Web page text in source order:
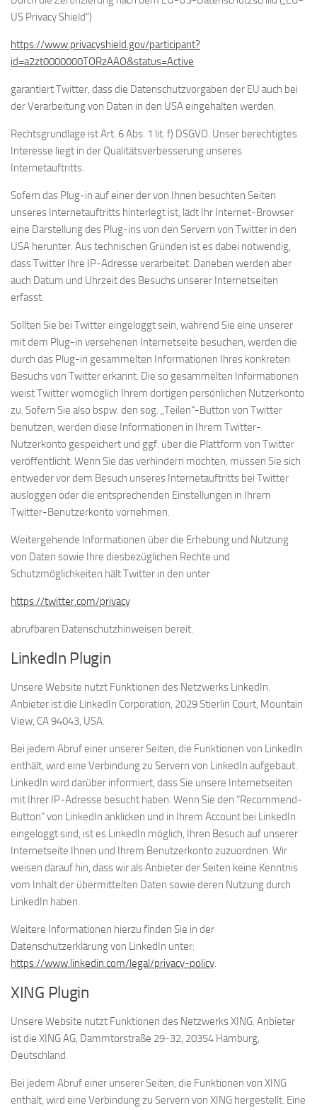
US Privacy Shield“)
https://www.privacyshield.gov/participant?
id=a2zt0000000TORzAAO&status=Active
garantiert Twitter, dass die Datenschutzvorgaben der EU auch bei
der Verarbeitung von Daten in den USA eingehalten werden.
Rechtsgrundlage ist Art. 6 Abs. 1 lit. f) DSGVO. Unser berechtigtes
Interesse liegt in der Qualitätsverbesserung unseres
Internetauftritts.
Sofern das Plug-in auf einer der von Ihnen besuchten Seiten
unseres Internetauftritts hinterlegt ist, lädt Ihr Internet-Browser
eine Darstellung des Plug-ins von den Servern von Twitter in den
USA herunter. Aus technischen Gründen ist es dabei notwendig,
dass Twitter Ihre IP-Adresse verarbeitet. Daneben werden aber
auch Datum und Uhrzeit des Besuchs unserer Internetseiten
erfasst.
Sollten Sie bei Twitter eingeloggt sein, während Sie eine unserer
mit dem Plug-in versehenen Internetseite besuchen, werden die
durch das Plug-in gesammelten Informationen Ihres konkreten
Besuchs von Twitter erkannt. Die so gesammelten Informationen
weist Twitter womöglich Ihrem dortigen persönlichen Nutzerkonto
zu. Sofern Sie also bspw. den sog. „Teilen“-Button von Twitter
benutzen, werden diese Informationen in Ihrem Twitter-
Nutzerkonto gespeichert und ggf. über die Plattform von Twitter
veröffentlicht. Wenn Sie das verhindern möchten, müssen Sie sich
entweder vor dem Besuch unseres Internetauftritts bei Twitter
ausloggen oder die entsprechenden Einstellungen in Ihrem
Twitter-Benutzerkonto vornehmen.
Weitergehende Informationen über die Erhebung und Nutzung
von Daten sowie Ihre diesbezüglichen Rechte und
Schutzmöglichkeiten hält Twitter in den unter
https://twitter.com/privacy
abrufbaren Datenschutzhinweisen bereit.
LinkedIn Plugin
Unsere Website nutzt Funktionen des Netzwerks LinkedIn.
Anbieter ist die LinkedIn Corporation, 2029 Stierlin Court, Mountain
View, CA 94043, USA.
Bei jedem Abruf einer unserer Seiten, die Funktionen von LinkedIn
enthält, wird eine Verbindung zu Servern von LinkedIn aufgebaut.
LinkedIn wird darüber informiert, dass Sie unsere Internetseiten
mit Ihrer IP-Adresse besucht haben. Wenn Sie den “Recommend-
Button” von LinkedIn anklicken und in Ihrem Account bei LinkedIn
eingeloggt sind, ist es LinkedIn möglich, Ihren Besuch auf unserer
Internetseite Ihnen und Ihrem Benutzerkonto zuzuordnen. Wir
weisen darauf hin, dass wir als Anbieter der Seiten keine Kenntnis
vom Inhalt der übermittelten Daten sowie deren Nutzung durch
LinkedIn haben.
Weitere Informationen hierzu finden Sie in der
Datenschutzerklärung von LinkedIn unter:
https://www.linkedin.com/legal/privacy-policy.
XING Plugin
Unsere Website nutzt Funktionen des Netzwerks XING. Anbieter
ist die XING AG, Dammtorstraße 29-32, 20354 Hamburg,
Deutschland.
Bei jedem Abruf einer unserer Seiten, die Funktionen von XING
enthält, wird eine Verbindung zu Servern von XING hergestellt. Eine